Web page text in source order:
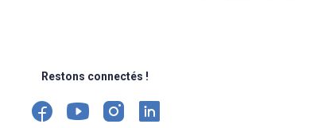
Restons connectés !